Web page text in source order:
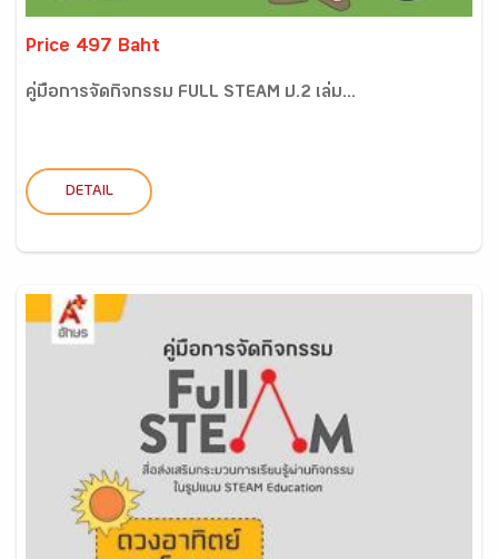
Price 497 Baht
คู่มือการจัดกิจกรรม FULL STEAM ป.2 เล่ม...
DETAIL